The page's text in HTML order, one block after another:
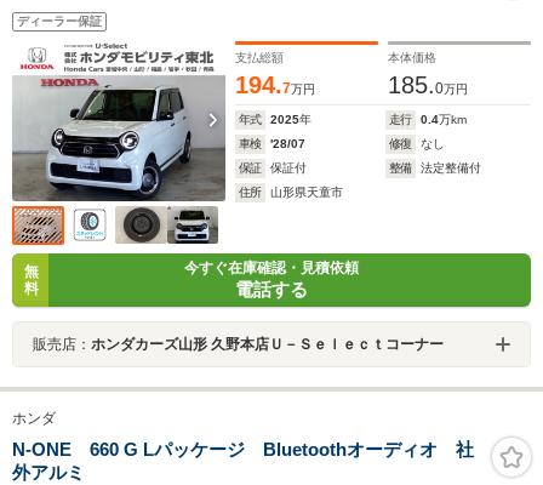
ディーラー保証
支払総額
194.7万円
本体価格
185.0万円
年式 2025年 走行 0.4万km
車検
'28/07 修復
なし
保証
保証付 整備
法定整備付
住所
山形県天童市
無
料
今すぐ在庫確認・見積依頼
電話する
販売店： ホンダカーズ山形 久野本店Ｕ－Ｓｅｌｅｃｔコーナー
ホンダ
N-ONE 660 G Lパッケージ Bluetoothオーディオ 社
外アルミ